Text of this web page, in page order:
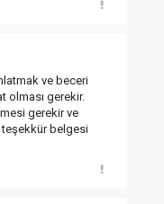
ve beceri
olması gerekir.
gerekir ve
teşekkür belgesi